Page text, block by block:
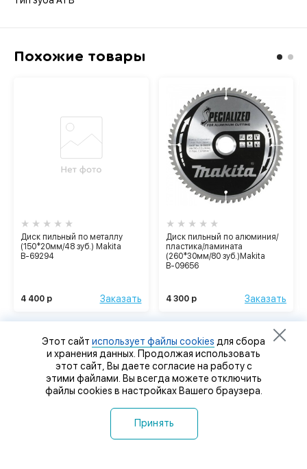
Похожие товары
Диск пильный по металлу
(150*20мм/48 зуб.) Makita
В-69294
4 400 р Заказать
Диск пильный по алюминия/
пластика/ламината
(260*30мм/80 зуб.)Makita
В-09656
4 300 р Заказать
Этот сайт использует файлы cookies для сбора
и хранения данных. Продолжая использовать
этот сайт, Вы даете согласие на работу с
этими файлами. Вы всегда можете отключить
файлы cookies в настройках Вашего браузера.
Принять